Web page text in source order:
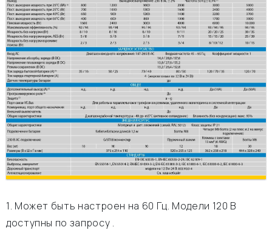
1. Может быть настроен на 60 Гц. Модели 120 В
доступны по запросу .